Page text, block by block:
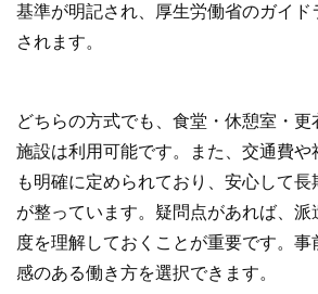
基準が明記され、厚生労働省のガイド
されます。
どちらの方式でも、食堂・休憩室・
施設は利用可能です。また、交通費や
も明確に定められており、安心して
が整っています。疑問点があれば、派
度を理解しておくことが重要です。
感のある働き方を選択できます。